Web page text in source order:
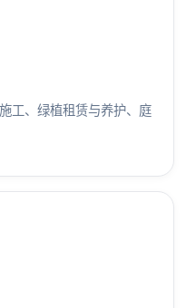
工、绿植租赁与养护、庭